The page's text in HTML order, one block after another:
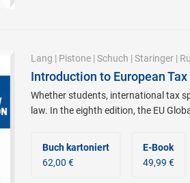
Lang | Pistone| Schuch | Staringer|
Introduction to European
Whether students, international tax
law. In the eighth edition, the EU
Buch kartoniert
62,00 €
E-Book
49,99 €